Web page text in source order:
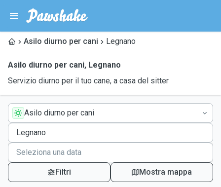
Asilo diurno per cani Legnano
Asilo diurno per cani, Legnano
Servizio diurno per il tuo cane, a casa del sitter
Asilo diurno per cani
Filtri Mostra mappa